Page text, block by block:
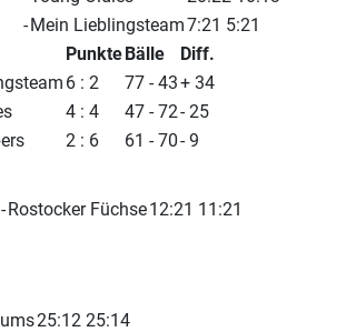
-Mein Lieblingsteam7:21 5:21
PunkteBälle
Diff.
6 : 2 77 - 43+ 34
4 : 4 47 - 72- 25
2 : 6 61 - 70- 9
-Rostocker Füchse12:21 11:21
25:12 25:14